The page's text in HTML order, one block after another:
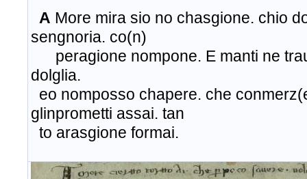
A More mira sio no chasgione. chio
sengnoria. co(n)
peragione nompone. E manti ne
dolglia.
eo nomposso chapere. che
glinprometti assai. tan
to arasgione formai.